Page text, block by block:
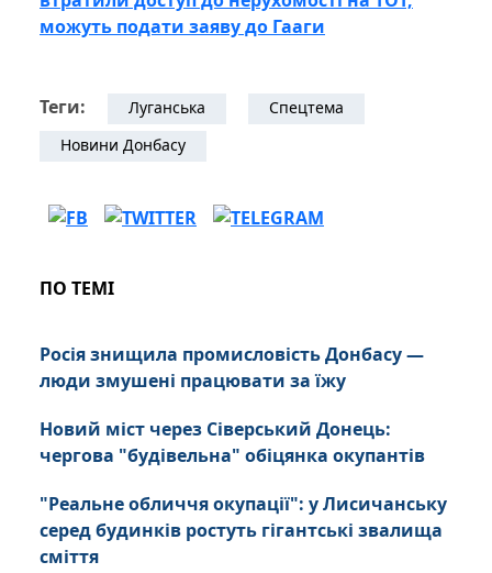
можуть подати заяву до Гааги
Теги: Луганська
Спецтема
Новини Донбасу
ПО ТЕМІ
Росія знищила промисловість Донбасу —
люди змушені працювати за їжу
Новий міст через Сіверський Донець:
чергова "будівельна" обіцянка окупантів
"Реальне обличчя окупації": у Лисичанську
серед будинків ростуть гігантські звалища
сміття